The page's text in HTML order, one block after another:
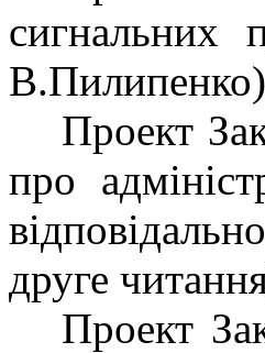
сигнальних
Проект
про
друге
Проект